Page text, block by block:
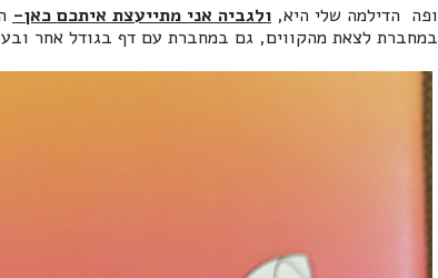
ופה הדילמה שלי היא, ולגביה אני מתייעצת איתכם כאן-
במחברת לצאת מהקווים, גם במחברת עם דף בגודל אחר